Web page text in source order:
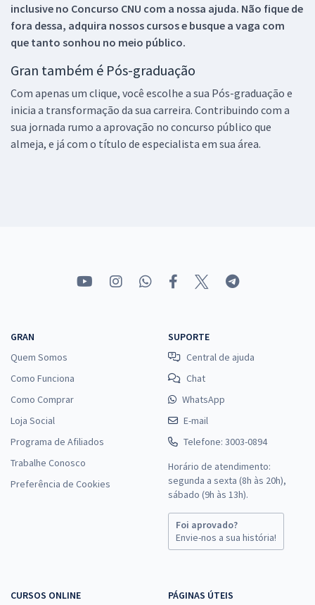
inclusive no Concurso CNU com a nossa ajuda. Não fique de
fora dessa, adquira nossos cursos e busque a vaga com
que tanto sonhou no meio público.
Gran também é Pós-graduação
Com apenas um clique, você escolhe a sua Pós-graduação e
inicia a transformação da sua carreira. Contribuindo com a
sua jornada rumo a aprovação no concurso público que
almeja, e já com o título de especialista em sua área.
GRAN
Quem Somos
Como Funciona
Como Comprar
Loja Social
Programa de Afiliados
Trabalhe Conosco
Preferência de Cookies
SUPORTE
Central de ajuda
Chat
WhatsApp
E-mail
Telefone: 3003-0894
Horário de atendimento:
segunda a sexta (8h às 20h),
sábado (9h às 13h).
Foi aprovado?
Envie-nos a sua história!
CURSOS ONLINE PÁGINAS ÚTEIS